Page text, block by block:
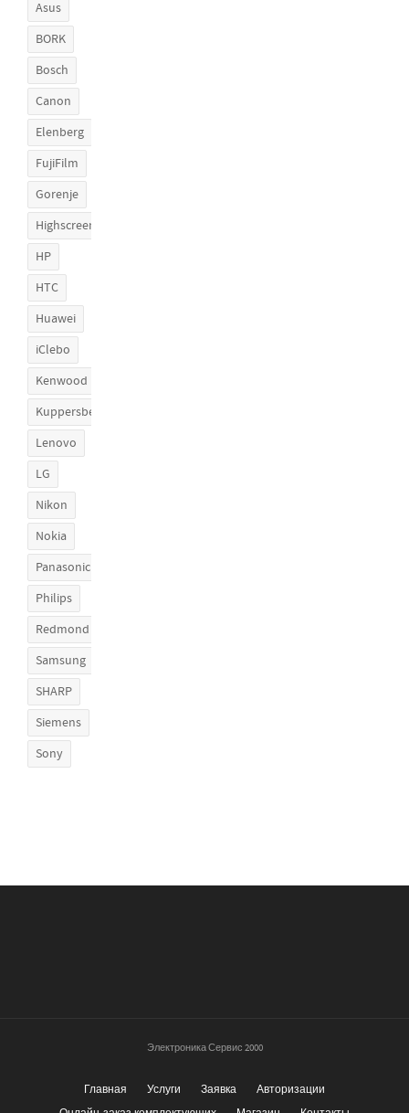
Asus
BORK
Bosch
Canon
Elenberg
FujiFilm
Gorenje
Highscreen
HP
HTC
Huawei
iClebo
Kenwood
Kuppersberg
Lenovo
LG
Nikon
Nokia
Panasonic
Philips
Redmond
Samsung
SHARP
Siemens
Sony
Электроника Сервис 2000
Главная Услуги Заявка
Авторизации